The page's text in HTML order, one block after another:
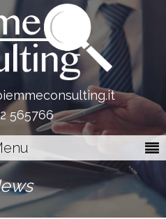
565766